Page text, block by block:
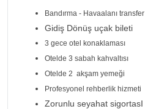
Bandırma - Havaalanı transfer
Gidiş Dönüş uçak bileti
3 gece otel konaklaması
Otelde 3 sabah kahvaltısı
Otelde 2 akşam yemeği
Profesyonel rehberlik hizmeti
Zorunlu seyahat sigortasI